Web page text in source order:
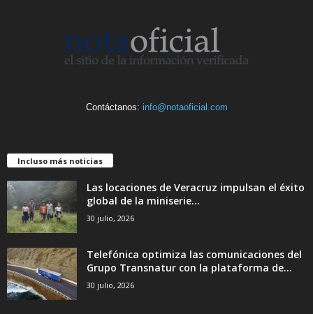
Contáctanos: info@notaoficial.com
Incluso más noticias
Las locaciones de Veracruz impulsan el éxito
global de la miniserie...
30 julio, 2026
Telefónica optimiza las comunicaciones del
Grupo Transnatur con la plataforma de...
30 julio, 2026